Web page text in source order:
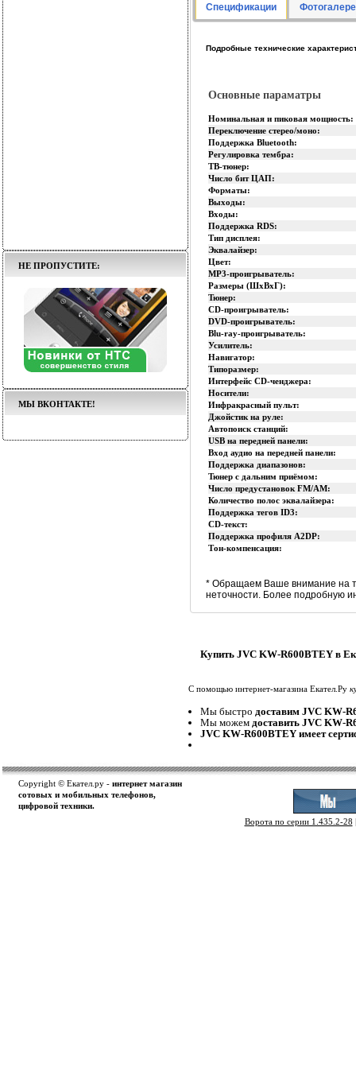
НЕ ПРОПУСТИТЕ:
МЫ ВКОНТАКТЕ!
Спецификации
Подробные технические
Основные параматры
Номинальная и пиковая мощность:
Переключение стерео/моно:
Поддержка Bluetooth:
Регулировка тембра:
ТВ-тюнер:
Число бит ЦАП:
Форматы:
Выходы:
Входы:
Поддержка RDS:
Тип дисплея:
Эквалайзер:
Цвет:
MP3-проигрыватель:
Размеры (ШхВхГ):
Тюнер:
CD-проигрыватель:
DVD-проигрыватель:
Blu-ray-проигрыватель:
Усилитель:
Навигатор:
Типоразмер:
Интерфейс CD-ченджера:
Носители:
Инфракрасный пульт:
Джойстик на руле:
Автопоиск станций:
USB на передней панели:
Вход аудио на передней панели:
Поддержка диапазонов:
Тюнер с дальним приёмом:
Число предустановок FM/AM:
Количество полос эквалайзера:
Поддержка тегов ID3:
CD-текст:
Поддержка профиля A2DP:
Тон-компенсация:
* Обращаем Ваше внимание на
неточности. Более подробную
Купить JVC KW-R600BTEY в
С помощью интернет-магазина Екател.Ру
Мы быстро доставим JVC KW-
Мы можем доставить JVC KW-
JVC KW-R600BTEY имеет
Copyright © Екател.ру - интернет магазин
сотовых и мобильных телефонов,
цифровой техники.
Ворота по серии 1.435.2-28